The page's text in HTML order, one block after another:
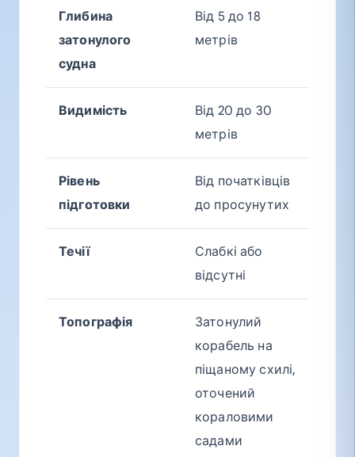
Глибина
затонулого
судна
Від 5 до 18
метрів
Видимість
Від 20 до 30
метрів
Рівень
підготовки
Від початківців
до просунутих
Течії
Слабкі або
відсутні
Топографія
Затонулий
корабель на
піщаному схилі,
оточений
кораловими
садами